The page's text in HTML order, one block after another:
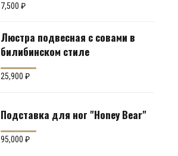
7,500₽
Люстра подвесная с совами в
билибинском стиле
25,900₽
Подставка для ног "Honey Bear"
95,000₽